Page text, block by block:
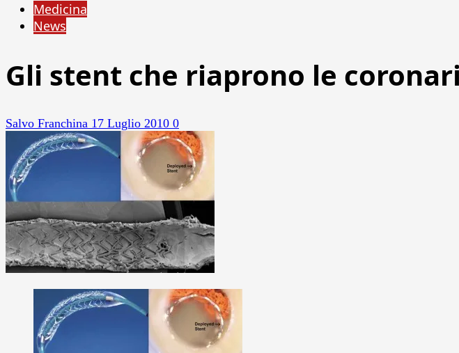
Medicina
News
Gli stent che riaprono le
Salvo Franchina 17 Luglio 2010 0